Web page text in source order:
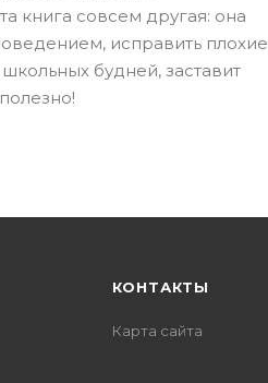
книга совсем другая: она
исправить плохие
будней, заставит
КОНТАКТЫ
Карта сайта